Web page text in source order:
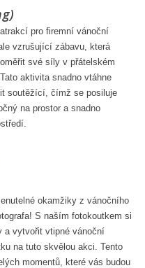
pro firemní vánoční
vzrušující zábavu, která
své síly v přátelském
aktivita snadno vtáhne
soutěžící, čímž se posiluje
na prostor a snadno
okamžiky z vánočního
S naším fotokoutkem si
a vytvořit vtipné vánoční
na tuto skvělou akci. Tento
momentů, které vás budou